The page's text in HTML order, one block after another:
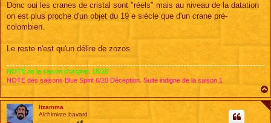
Donc oui les cranes de cristal sont "réels" mais au niveau de la datation
on est plus proche d'un objet du 19 e siècle que d'un crane pré-
colombien.
Le reste n'est qu'un délire de zozos
NOTE de la saison d'origine: 18/20
NOTE des saisons Blue Spirit 6/20 Déception. Suite indigne de la saison 1
Itzamma
Alchimiste bavard